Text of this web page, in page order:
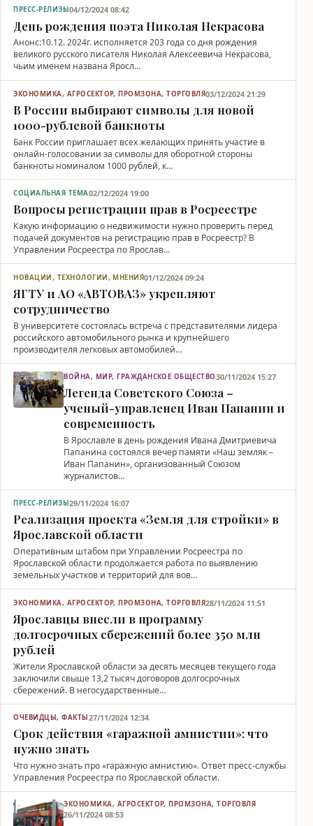
ПРЕСС-РЕЛИЗЫ04/12/2024 08:42
День рождения поэта Николая Некрасова
Анонс:10.12. 2024г. исполняется 203 года со дня рождения
великого русского писателя Николая Алексеевича Некрасова,
чьим именем названа Яросл…
ЭКОНОМИКА, АГРОСЕКТОР, ПРОМЗОНА, ТОРГОВЛЯ03/12/2024 21:29
В России выбирают символы для новой
1000-рублевой банкноты
Банк России приглашает всех желающих принять участие в
онлайн-голосовании за символы для оборотной стороны
банкноты номиналом 1000 рублей, к…
СОЦИАЛЬНАЯ ТЕМА02/12/2024 19:00
Вопросы регистрации прав в Росреестре
Какую информацию о недвижимости нужно проверить перед
подачей документов на регистрацию прав в Росреестр? В
Управлении Росреестра по Ярослав…
НОВАЦИИ, ТЕХНОЛОГИИ, МНЕНИЯ01/12/2024 09:24
ЯГТУ и АО «АВТОВАЗ» укрепляют
сотрудничество
В университете состоялась встреча с представителями лидера
российского автомобильного рынка и крупнейшего
производителя легковых автомобилей…
ВОЙНА, МИР, ГРАЖДАНСКОЕ ОБЩЕСТВО30/11/2024 15:27
Легенда Советского Союза –
ученый-управленец Иван Папанин и
современность
В Ярославле в день рождения Ивана Дмитриевича
Папанина состоялся вечер памяти «Наш земляк –
Иван Папанин», организованный Союзом
журналистов…
ПРЕСС-РЕЛИЗЫ29/11/2024 16:07
Реализация проекта «Земля для стройки» в
Ярославской области
Оперативным штабом при Управлении Росреестра по
Ярославской области продолжается работа по выявлению
земельных участков и территорий для вов…
ЭКОНОМИКА, АГРОСЕКТОР, ПРОМЗОНА, ТОРГОВЛЯ28/11/2024 11:51
Ярославцы внесли в программу
долгосрочных сбережений более 350 млн
рублей
Жители Ярославской области за десять месяцев текущего года
заключили свыше 13,2 тысяч договоров долгосрочных
сбережений. В негосударственные…
ОЧЕВИДЦЫ, ФАКТЫ27/11/2024 12:34
Срок действия «гаражной амнистии»: что
нужно знать
Что нужно знать про «гаражную амнистию». Ответ пресс-службы
Управления Росреестра по Ярославской области.
ЭКОНОМИКА, АГРОСЕКТОР, ПРОМЗОНА, ТОРГОВЛЯ
26/11/2024 08:53